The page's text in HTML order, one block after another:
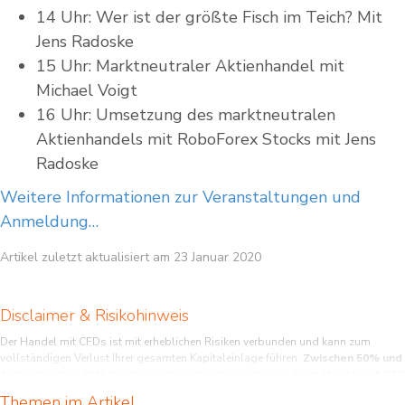
14 Uhr: Wer ist der größte Fisch im Teich? Mit
Jens Radoske
15 Uhr: Marktneutraler Aktienhandel mit
Michael Voigt
16 Uhr: Umsetzung des marktneutralen
Aktienhandels mit RoboForex Stocks mit Jens
Radoske
Weitere Informationen zur Veranstaltungen und
Anmeldung…
Artikel zuletzt aktualisiert am 23 Januar 2020
Disclaimer & Risikohinweis
Der Handel mit CFDs ist mit erheblichen Risiken verbunden und kann zum
vollständigen Verlust Ihrer gesamten Kapitaleinlage führen. Zwischen 50% und